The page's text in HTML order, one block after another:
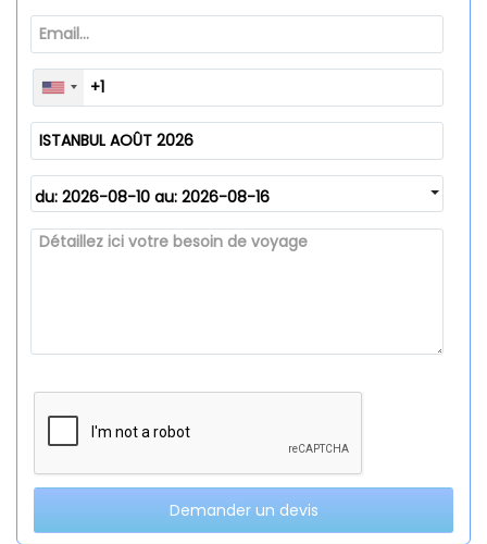
du: 2026-08-10 au: 2026-08-16
Demander un devis